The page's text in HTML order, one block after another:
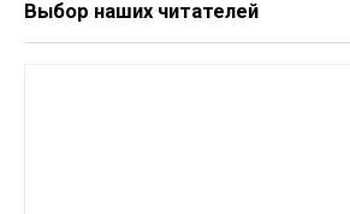
Выбор наших читателей